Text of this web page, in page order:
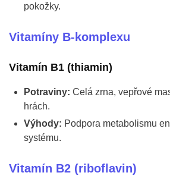
pokožky.
Vitamíny B-komplexu
Vitamín B1 (thiamin)
Potraviny: Celá zrna, vepřové
hrách.
Výhody: Podpora metabolismu
systému.
Vitamín B2 (riboflavin)